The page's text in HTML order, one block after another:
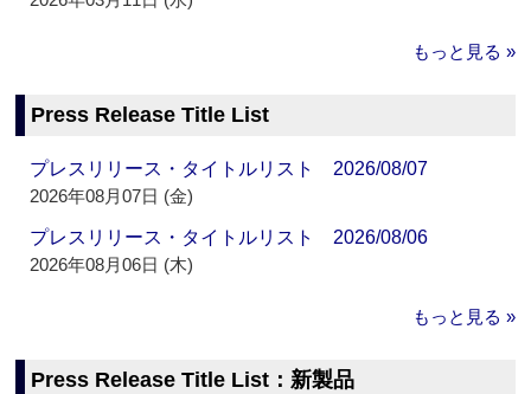
もっと見る »
Press Release Title List
プレスリリース・タイトルリスト 2026/08/07
2026年08月07日 (金)
プレスリリース・タイトルリスト 2026/08/06
2026年08月06日 (木)
もっと見る »
Press Release Title List：新製品